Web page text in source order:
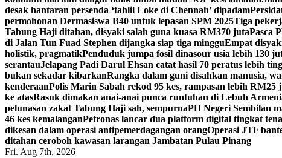
desak hantaran persenda ‘tahlil Loke di Chennah’ dipadam
permohonan Dermasiswa B40 untuk lepasan SPM 2025Tiga
Tabung Haji ditahan, disyaki salah guna kuasa RM370 jutaPasca
di Jalan Tun Fuad Stephen dijangka siap tiga mingguEmpat
holistik, pragmatikPenduduk jumpa fosil dinasour usia lebih 130
serantauJelapang Padi Darul Ehsan catat hasil 70 peratus lebih
bukan sekadar kibarkanRangka dalam guni disahkan manusia,
kenderaanPolis Marin Sabah rekod 95 kes, rampasan lebih RM25
ke atasRasuk dimakan anai-anai punca runtuhan di Lebuh
pelunasan zakat Tabung Haji sah, sempurnaPH Negeri Sembilan
46 kes kemalanganPetronas lancar dua platform digital tingkat
dikesan dalam operasi antipemerdagangan orangOperasi JTF
ditahan ceroboh kawasan larangan Jambatan Pulau Pinang
Fri. Aug 7th, 2026